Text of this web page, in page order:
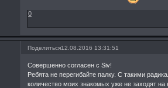
0
Поделиться12.08.2016 13:31:51
Совершенно согласен с Siv!
Ребята не перегибайте палку. С такими
количество моих знакомых уже не заходят